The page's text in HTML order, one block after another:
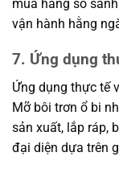
mua hàng so
vận hành hằng
7. Ứng dụng
Ứng dụng thực tế
Mỡ bôi trơn ổ bi
sản xuất, lắp ráp,
đại diện dựa trên